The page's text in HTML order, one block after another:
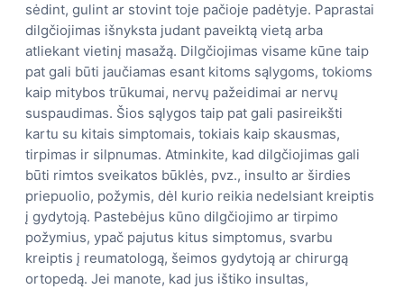
sėdint, gulint ar stovint toje pačioje padėtyje. Paprastai
dilgčiojimas išnyksta judant paveiktą vietą arba
atliekant vietinį masažą. Dilgčiojimas visame kūne taip
pat gali būti jaučiamas esant kitoms sąlygoms, tokioms
kaip mitybos trūkumai, nervų pažeidimai ar nervų
suspaudimas. Šios sąlygos taip pat gali pasireikšti
kartu su kitais simptomais, tokiais kaip skausmas,
tirpimas ir silpnumas. Atminkite, kad dilgčiojimas gali
būti rimtos sveikatos būklės, pvz., insulto ar širdies
priepuolio, požymis, dėl kurio reikia nedelsiant kreiptis
į gydytoją. Pastebėjus kūno dilgčiojimo ar tirpimo
požymius, ypač pajutus kitus simptomus, svarbu
kreiptis į reumatologą, šeimos gydytoją ar chirurgą
ortopedą. Jei manote, kad jus ištiko insultas,